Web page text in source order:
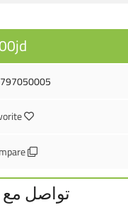
تواصل مع